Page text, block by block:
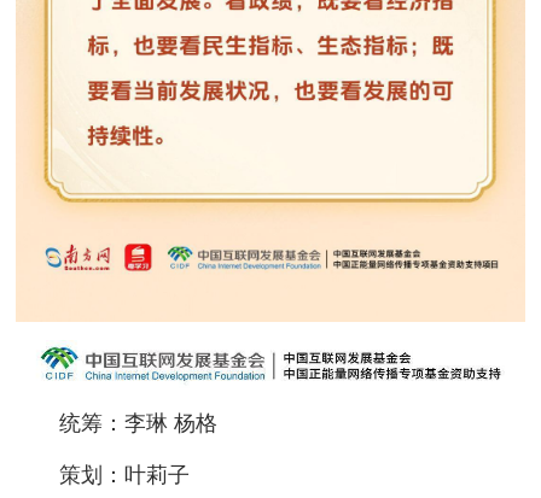
统筹：李琳 杨格
策划：叶莉子